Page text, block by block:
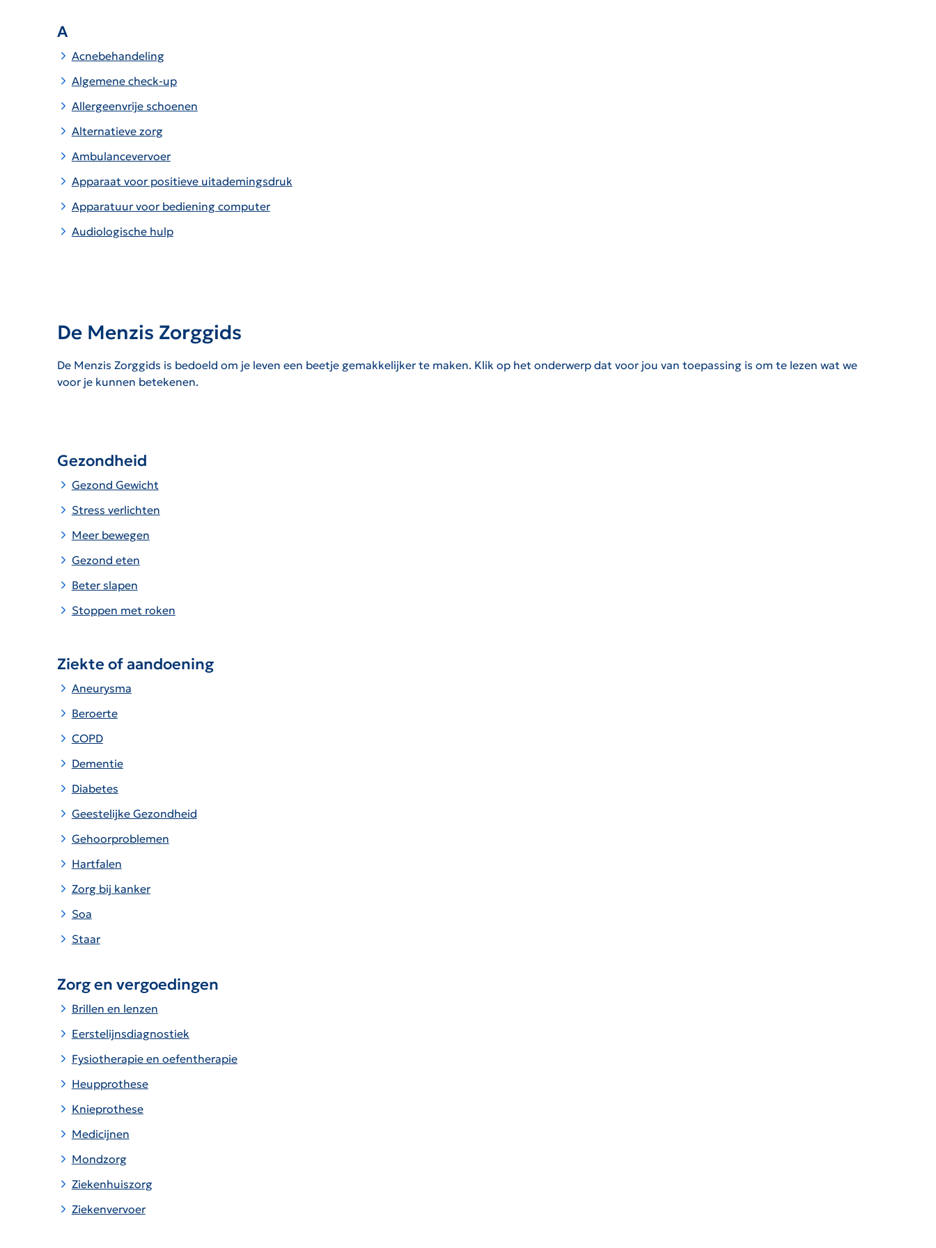
A
Acnebehandeling
Algemene check-up
Allergeenvrije schoenen
Alternatieve zorg
Ambulancevervoer
Apparaat voor positieve uitademingsdruk
Apparatuur voor bediening computer
Audiologische hulp
De Menzis Zorggids
De Menzis Zorggids is bedoeld om je leven een beetje gemakkelijker te maken. Klik op het onderwerp dat voor jou van toepassing is om te lezen wat we
voor je kunnen betekenen.
Gezondheid
Gezond Gewicht
Stress verlichten
Meer bewegen
Gezond eten
Beter slapen
Stoppen met roken
Ziekte of aandoening
Aneurysma
Beroerte
COPD
Dementie
Diabetes
Geestelijke Gezondheid
Gehoorproblemen
Hartfalen
Zorg bij kanker
Soa
Staar
Zorg en vergoedingen
Brillen en lenzen
Eerstelijnsdiagnostiek
Fysiotherapie en oefentherapie
Heupprothese
Knieprothese
Medicijnen
Mondzorg
Ziekenhuiszorg
Ziekenvervoer